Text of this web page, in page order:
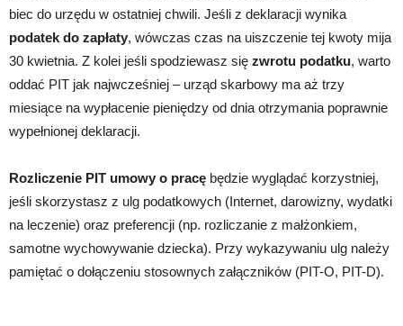
biec do urzędu w ostatniej chwili. Jeśli z deklaracji wynika
podatek do zapłaty, wówczas czas na uiszczenie tej kwoty mija
30 kwietnia. Z kolei jeśli spodziewasz się zwrotu podatku, warto
oddać PIT jak najwcześniej – urząd skarbowy ma aż trzy
miesiące na wypłacenie pieniędzy od dnia otrzymania poprawnie
wypełnionej deklaracji.
Rozliczenie PIT umowy o pracę będzie wyglądać korzystniej,
jeśli skorzystasz z ulg podatkowych (Internet, darowizny, wydatki
na leczenie) oraz preferencji (np. rozliczanie z małżonkiem,
samotne wychowywanie dziecka). Przy wykazywaniu ulg należy
pamiętać o dołączeniu stosownych załączników (PIT-O, PIT-D).